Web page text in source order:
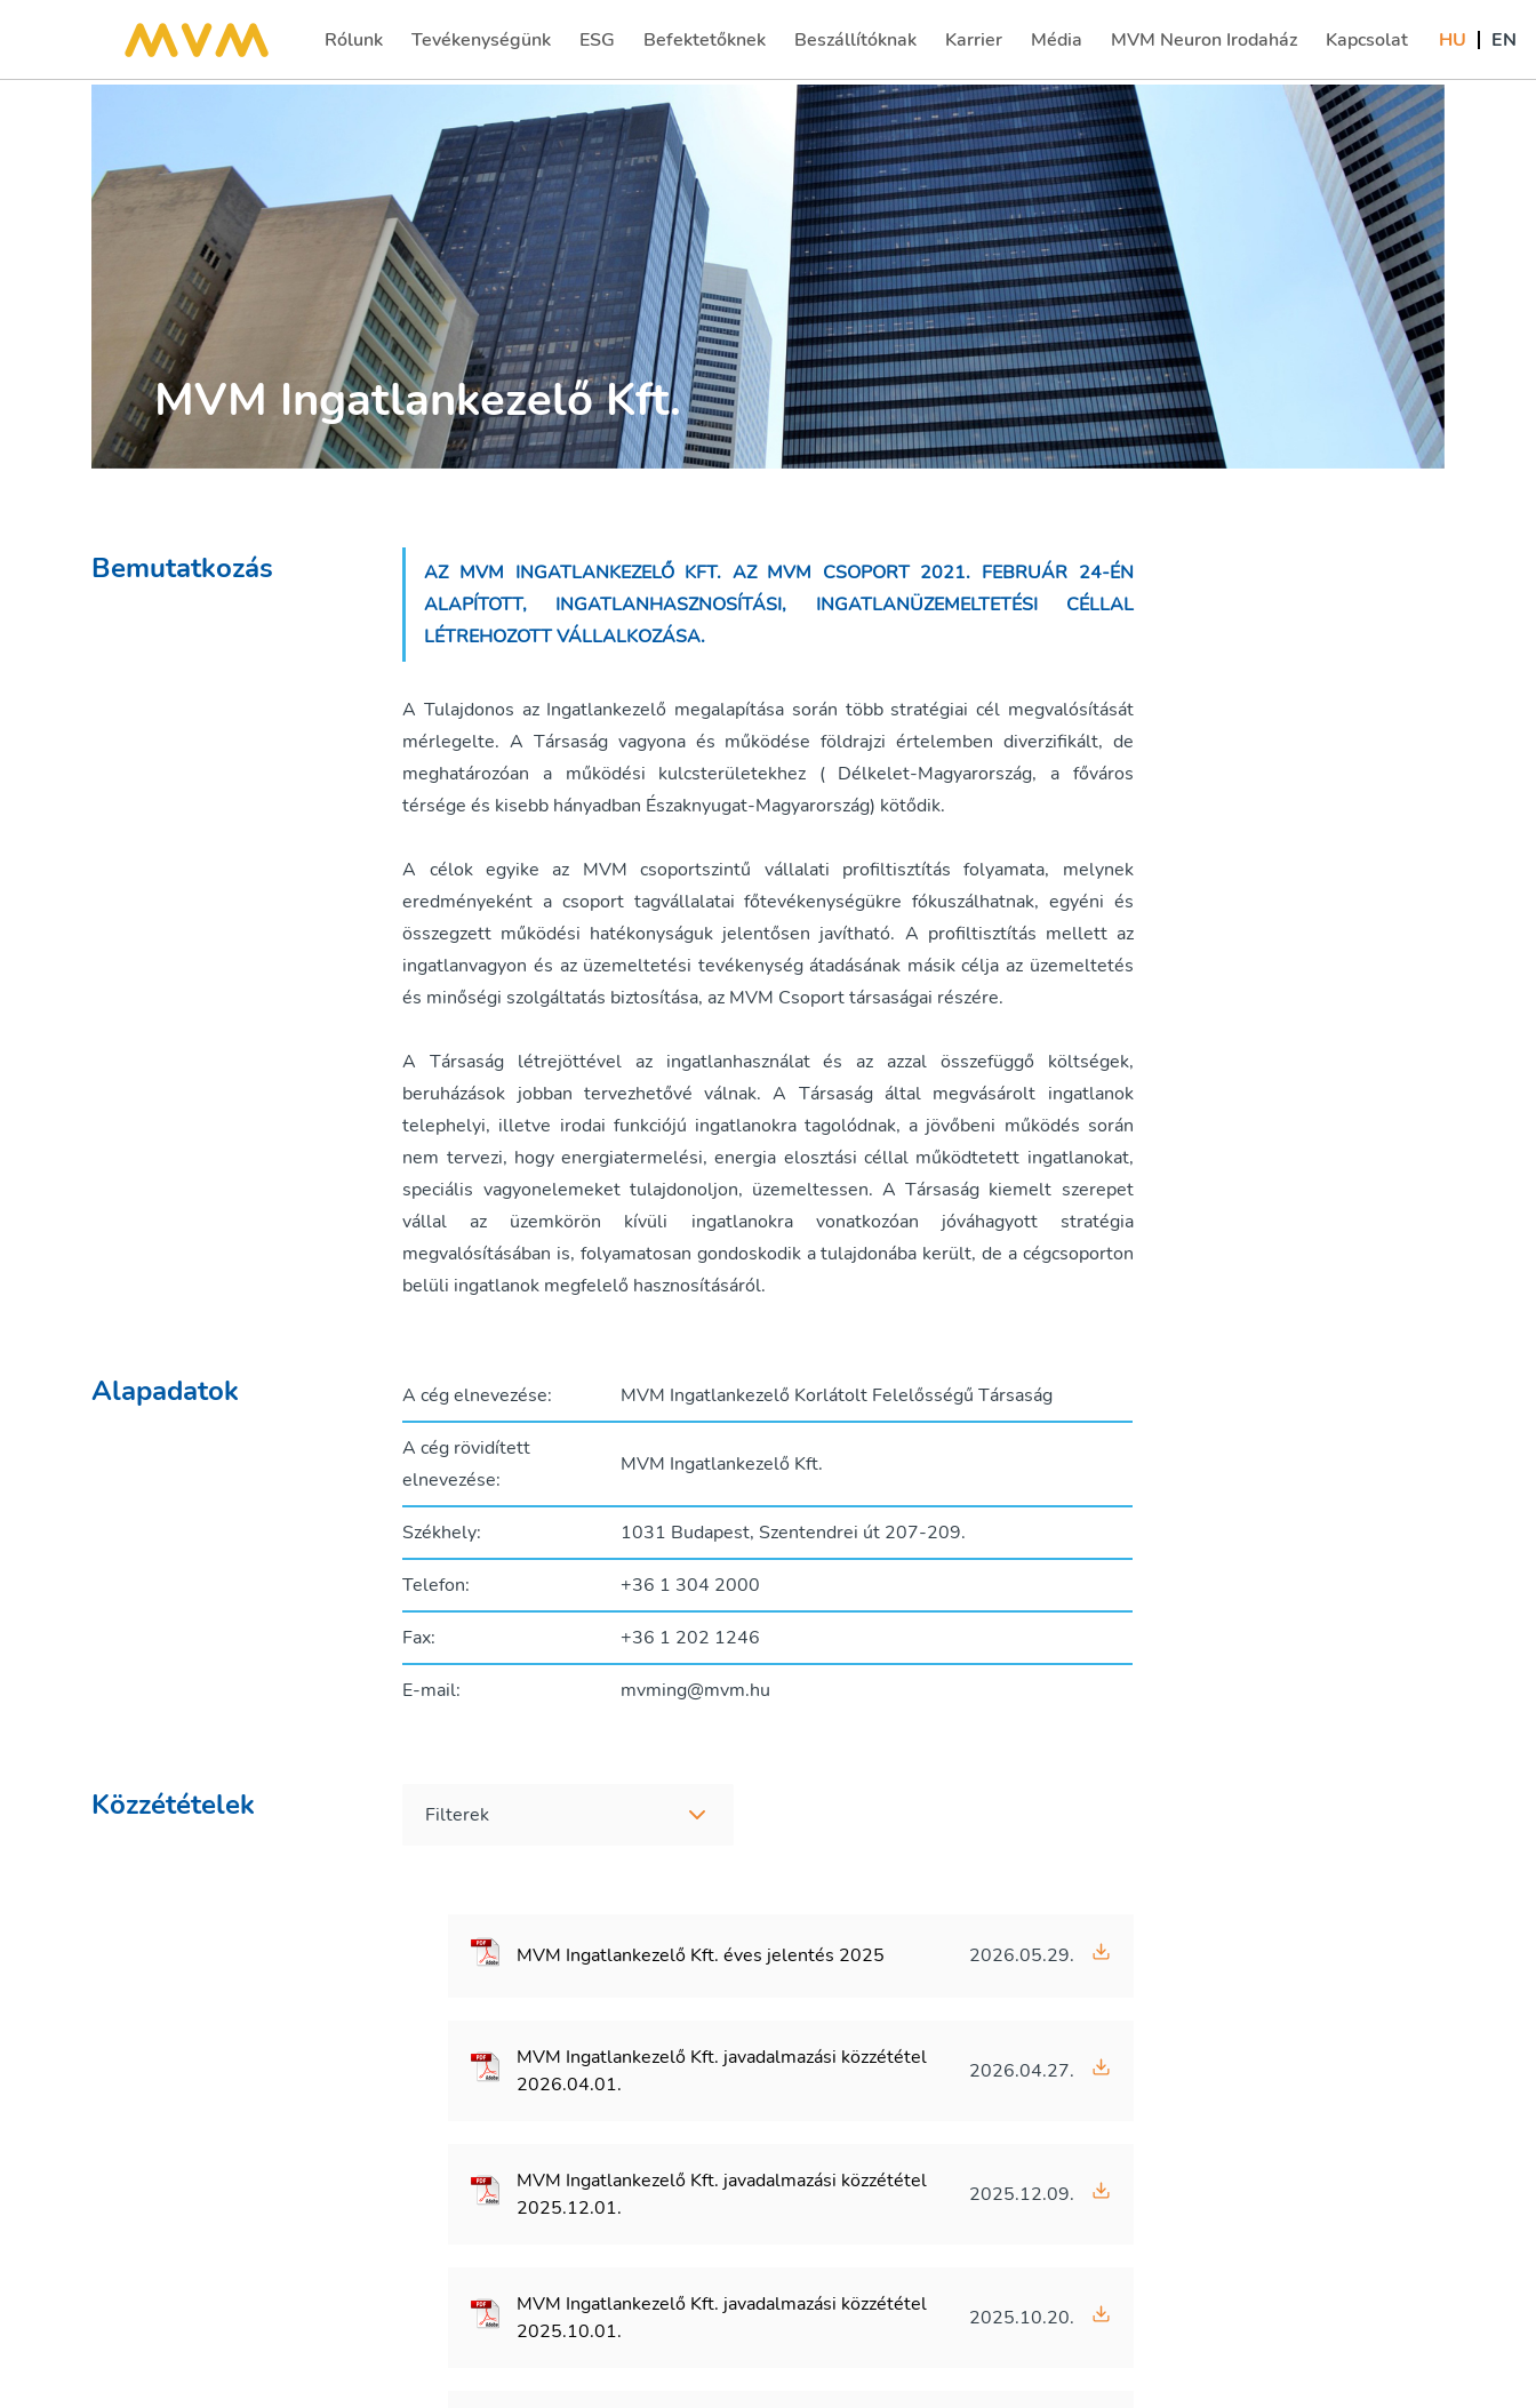
Rólunk Tevékenységünk ESG Befektetőknek Beszállítóknak
(current) Karrier
(current) Média MVM Neuron Irodaház
(current) Kapcsolat HU EN
MVM Ingatlankezelő Kft.
Bemutatkozás
AZ MVM INGATLANKEZELŐ KFT. AZ MVM CSOPORT 2021. FEBRUÁR 24-ÉN
ALAPÍTOTT, INGATLANHASZNOSÍTÁSI, INGATLANÜZEMELTETÉSI CÉLLAL
LÉTREHOZOTT VÁLLALKOZÁSA.
A Tulajdonos az Ingatlankezelő megalapítása során több stratégiai cél megvalósítását
mérlegelte. A Társaság vagyona és működése földrajzi értelemben diverzifikált, de
meghatározóan a működési kulcsterületekhez ( Délkelet-Magyarország, a főváros
térsége és kisebb hányadban Északnyugat-Magyarország) kötődik.
A célok egyike az MVM csoportszintű vállalati profiltisztítás folyamata, melynek
eredményeként a csoport tagvállalatai főtevékenységükre fókuszálhatnak, egyéni és
összegzett működési hatékonyságuk jelentősen javítható. A profiltisztítás mellett az
ingatlanvagyon és az üzemeltetési tevékenység átadásának másik célja az üzemeltetés
és minőségi szolgáltatás biztosítása, az MVM Csoport társaságai részére.
A Társaság létrejöttével az ingatlanhasználat és az azzal összefüggő költségek,
beruházások jobban tervezhetővé válnak. A Társaság által megvásárolt ingatlanok
telephelyi, illetve irodai funkciójú ingatlanokra tagolódnak, a jövőbeni működés során
nem tervezi, hogy energiatermelési, energia elosztási céllal működtetett ingatlanokat,
speciális vagyonelemeket tulajdonoljon, üzemeltessen. A Társaság kiemelt szerepet
vállal az üzemkörön kívüli ingatlanokra vonatkozóan jóváhagyott stratégia
megvalósításában is, folyamatosan gondoskodik a tulajdonába került, de a cégcsoporton
belüli ingatlanok megfelelő hasznosításáról.
Alapadatok A cég elnevezése: MVM Ingatlankezelő Korlátolt Felelősségű Társaság
A cég rövidített
elnevezése:
MVM Ingatlankezelő Kft.
Székhely: 1031 Budapest, Szentendrei út 207-209.
Telefon: +36 1 304 2000
Fax: +36 1 202 1246
E-mail: mvming@mvm.hu
Közzétételek Filterek
MVM Ingatlankezelő Kft. éves jelentés 2025 2026.05.29.
MVM Ingatlankezelő Kft. javadalmazási közzététel
2026.04.01.
2026.04.27.
MVM Ingatlankezelő Kft. javadalmazási közzététel
2025.12.01.
2025.12.09.
MVM Ingatlankezelő Kft. javadalmazási közzététel
2025.10.01.
2025.10.20.